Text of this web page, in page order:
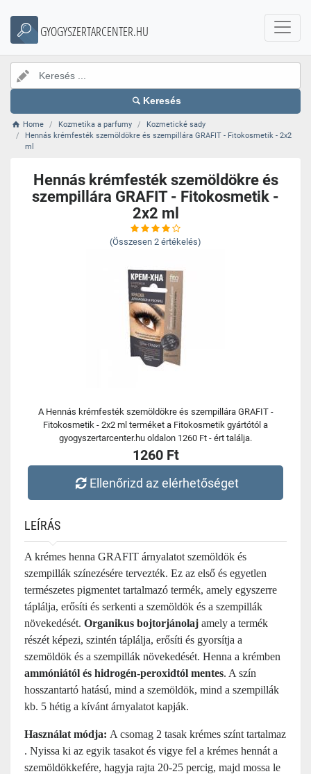
GYOGYSZERTARCENTER.HU
Keresés
Home Kozmetika a parfumy
Kozmetické sady
Hennás krémfesték szemöldökre és szempillára GRAFIT - Fitokosmetik - 2x2
ml
Hennás krémfesték szemöldökre és
szempillára GRAFIT - Fitokosmetik -
2x2 ml
(Összesen 2 értékelés)
A Hennás krémfesték szemöldökre és szempillára GRAFIT -
Fitokosmetik - 2x2 ml terméket a Fitokosmetik gyártótól a
gyogyszertarcenter.hu oldalon 1260 Ft - ért találja.
1260 Ft
Ellenőrizd az elérhetőséget
LEÍRÁS
A krémes henna GRAFIT árnyalatot szemöldök és
szempillák színezésére tervezték. Ez az első és egyetlen
természetes pigmentet tartalmazó termék, amely egyszerre
táplálja, erősíti és serkenti a szemöldök és a szempillák
növekedését. Organikus bojtorjánolaj amely a termék
részét képezi, szintén táplálja, erősíti és gyorsítja a
szemöldök és a szempillák növekedését. Henna a krémben
ammóniától és hidrogén-peroxidtól mentes. A szín
hosszantartó hatású, mind a szemöldök, mind a szempillák
kb. 5 hétig a kívánt árnyalatot kapják.
Használat módja: A csomag 2 tasak krémes színt tartalmaz
. Nyissa ki az egyik tasakot és vigye fel a krémes hennát a
szemöldökkefére, hagyja rajta 20-25 percig, majd mossa le